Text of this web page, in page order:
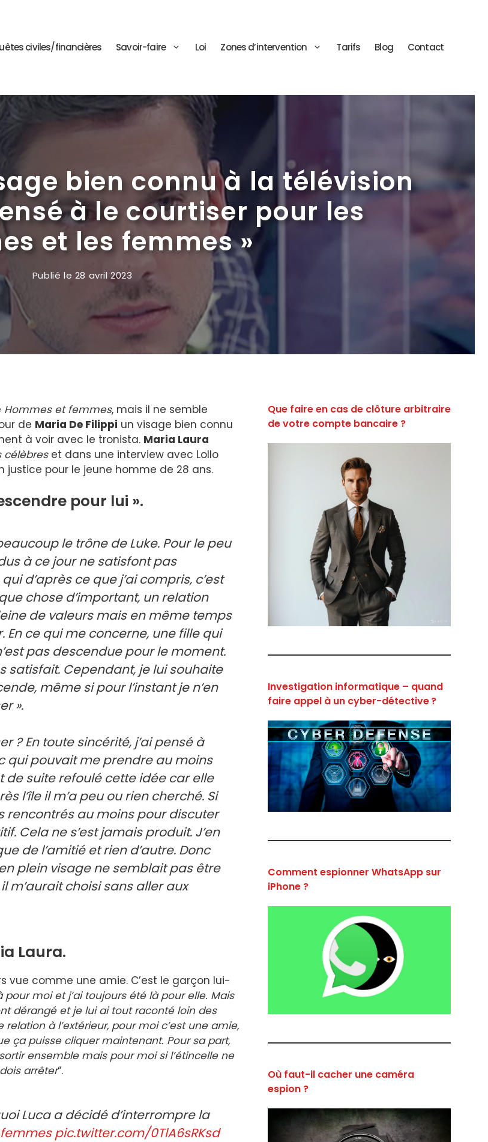
civiles/financières Savoir-faire Loi Zones d’intervention Tarifs Blog Contact
bien connu à la télévision
à le courtiser pour les
et les femmes »
Publié le 28 avril 2023
Hommes et femmes, mais il ne semble
de Maria De Filippi un visage bien connu
à voir avec le tronista. Maria Laura
célèbreset dans une interview avec Lollo
justice pour le jeune homme de 28 ans.
pour lui ».
le trône de Luke. Pour le peu
à ce jour ne satisfont pas
d’après ce que j’ai compris, c’est
chose d’important, un relation
de valeurs mais en même temps
En ce qui me concerne, une fille qui
pas descendue pour le moment.
satisfait. Cependant, je lui souhaite
même si pour l’instant je n’en
».
? En toute sincérité, j’ai pensé à
qui pouvait me prendre au moins
de suite refoulé cette idée car elle
l’île il m’a peu ou rien cherché. Si
rencontrés au moins pour discuter
Cela ne s’est jamais produit. J’en
de l’amitié et rien d’autre. Donc
plein visage ne semblait pas être
m’aurait choisi sans aller aux
Laura.
vue comme une amie. C’est le garçon lui-
pour moi et j’ai toujours été là pour elle. Mais
dérangé et je lui ai tout raconté loin des
à l’extérieur, pour moi c’est une amie,
ça puisse cliquer maintenant. Pour sa part,
ensemble mais pour moi si l’étincelle ne
arrêter“.
Luca a décidé d’interrompre la
pic.twitter.com/0TlA6sRKsd
Que faire en cas de clôture arbitraire
de votre compte bancaire ?
Investigation informatique – quand
faire appel à un cyber-détective ?
Comment espionner WhatsApp sur
iPhone ?
Où faut-il cacher une caméra
espion ?